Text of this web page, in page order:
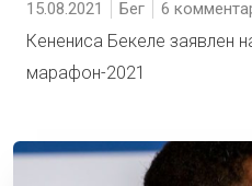
15.08.2021 Бег 6
Кенениса Бекеле заявлен
марафон-2021